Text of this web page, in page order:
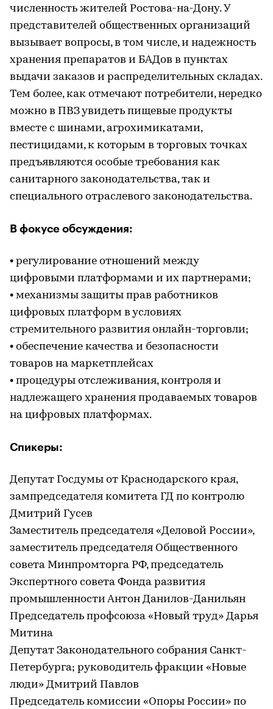
численность жителей Ростова-на-Дону. У
представителей общественных организаций
вызывает вопросы, в том числе, и надежность
хранения препаратов и БАДов в пунктах
выдачи заказов и распределительных складах.
Тем более, как отмечают потребители, нередко
можно в ПВЗ увидеть пищевые продукты
вместе с шинами, агрохимикатами,
пестицидами, к которым в торговых точках
предъявляются особые требования как
санитарного законодательства, так и
специального отраслевого законодательства.
В фокусе обсуждения:
• регулирование отношений между
цифровыми платформами и их партнерами;
• механизмы защиты прав работников
цифровых платформ в условиях
стремительного развития онлайн-торговли;
• обеспечение качества и безопасности
товаров на маркетплейсах
• процедуры отслеживания, контроля и
надлежащего хранения продаваемых товаров
на цифровых платформах.
Спикеры:
Депутат Госдумы от Краснодарского края,
зампредседателя комитета ГД по контролю
Дмитрий Гусев
Заместитель председателя «Деловой России»,
заместитель председателя Общественного
совета Минпромторга РФ, председатель
Экспертного совета Фонда развития
промышленности Антон Данилов-Данильян
Председатель профсоюза «Новый труд» Дарья
Митина
Депутат Законодательного собрания Санкт-
Петербурга; руководитель фракции «Новые
люди» Дмитрий Павлов
Председатель комиссии «Опоры России» по